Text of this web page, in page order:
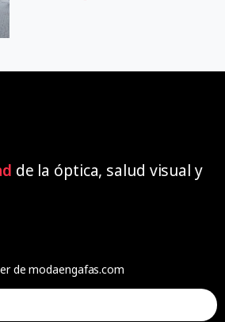
de la óptica, salud visual y
de modaengafas.com